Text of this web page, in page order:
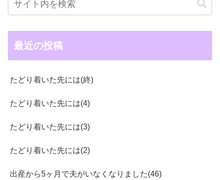
最近の投稿
たどり着いた先には(終)
たどり着いた先には(4)
たどり着いた先には(3)
たどり着いた先には(2)
出産から5ヶ月で夫がいなくなりました(46)